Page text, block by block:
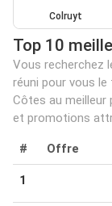
Colruyt
Top 10
Vous recherchez
réuni pour vous
Côtes au
et promotions
# Offre
1